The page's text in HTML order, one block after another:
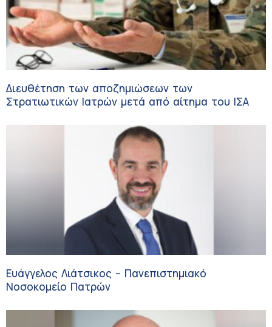
Διευθέτηση των αποζημιώσεων των
Στρατιωτικών Ιατρών μετά από αίτημα του ΙΣΑ
Ευάγγελος Λιάτσικος – Πανεπιστημιακό
Νοσοκομείο Πατρών